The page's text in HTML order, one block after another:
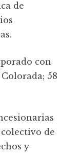
de
con
58
de
y